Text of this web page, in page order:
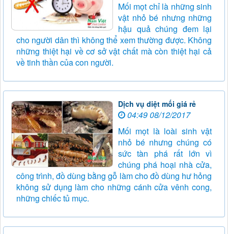
Mối mọt chỉ là những sinh
vật nhỏ bé nhưng những
hậu quả chúng đem lại
cho người dân thì không thể xem thường được. Không
những thiệt hại về cơ sở vật chất mà còn thiệt hại cả
về tinh thần của con người.
Dịch vụ diệt mối giá rẻ
04:49 08/12/2017
Mối mọt là loài sinh vật
nhỏ bé nhưng chúng có
sức tàn phá rất lớn vì
chúng phá hoại nhà cửa,
công trình, đồ dùng bằng gỗ làm cho đồ dùng hư hỏng
không sử dụng làm cho những cánh cửa vênh cong,
những chiếc tủ mục.